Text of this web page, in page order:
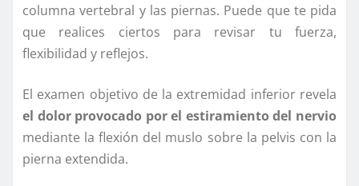
columna vertebral y las piernas. Puede que te pida
que realices ciertos para revisar tu fuerza,
flexibilidad y reflejos.
El examen objetivo de la extremidad inferior revela
el dolor provocado por el estiramiento del nervio
mediante la flexión del muslo sobre la pelvis con la
pierna extendida.